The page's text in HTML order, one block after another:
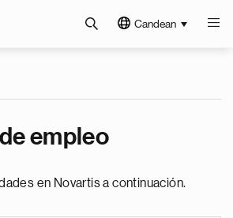
Candean
empleo
en Novartis a continuación.